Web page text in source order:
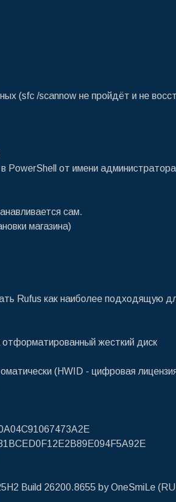
(sfc /scannow не пройдёт и не
PowerShell от имени
сам.
магазина)
Rufus как наиболее подходящую
отформатированный жесткий диск
(HWID - цифровая
Build 26200.8655 by OneSmiLe